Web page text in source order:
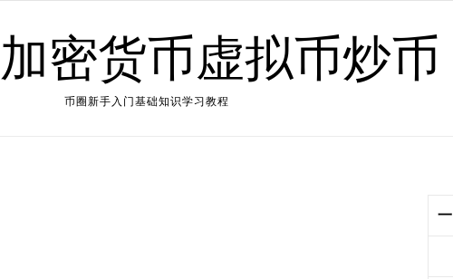
密货币虚拟币炒币
币圈新手入门基础知识学习教程
一